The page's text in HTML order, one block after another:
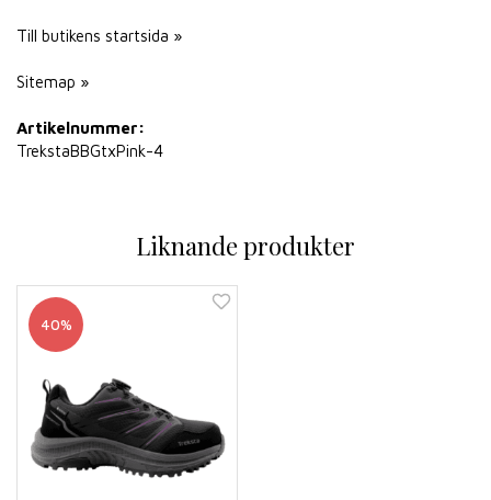
Till butikens startsida »
Sitemap »
Artikelnummer:
TrekstaBBGtxPink-4
Liknande produkter
40%